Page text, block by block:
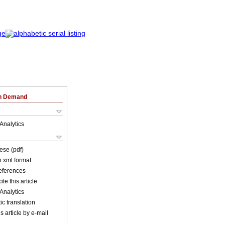
Demand
(pdf)
xml format
this article
translation
article by e-mail